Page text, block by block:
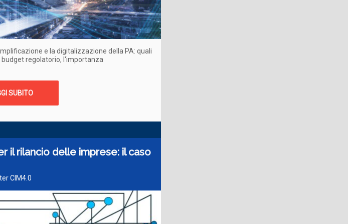
e la digitalizzazione della PA: quali
regolatorio, l'importanza
SUBITO
il rilancio delle imprese: il caso
CIM4.0